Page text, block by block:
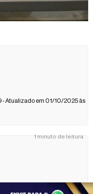
1 minuto de leitura
- Atualizado em 01/10/2025 às